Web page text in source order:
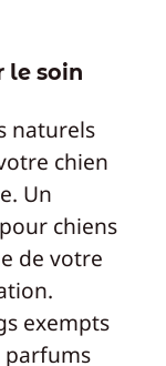
le soin
naturels
chien
Un
chiens
de votre
exempts
parfums